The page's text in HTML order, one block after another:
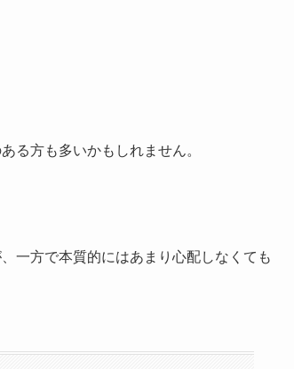
る方も多いかもしれません。
一方で本質的にはあまり心配しなくても